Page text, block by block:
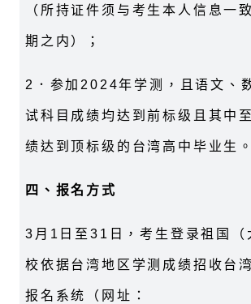
（所持证件须与考生本人信息一
期之内）；
2．参加2024年学测，且语文、
试科目成绩均达到前标级且其中
绩达到顶标级的台湾高中毕业生。
四、报名方式
3月1日至31日，考生登录祖国（
校依据台湾地区学测成绩招收台
报名系统（网址：